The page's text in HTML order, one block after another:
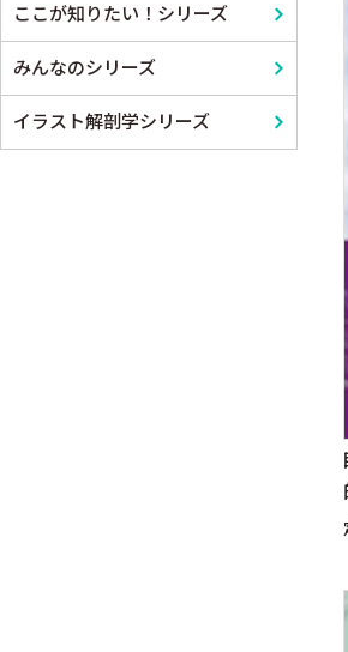
ここが知りたい！シリーズ
みんなのシリーズ
イラスト解剖学シリーズ